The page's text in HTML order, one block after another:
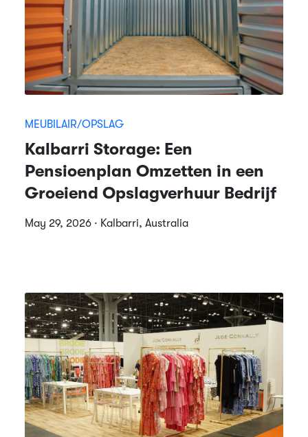
MEUBILAIR/OPSLAG
Kalbarri Storage: Een
Pensioenplan Omzetten in een
Groeiend Opslagverhuur Bedrijf
May 29, 2026 · Kalbarri, Australia